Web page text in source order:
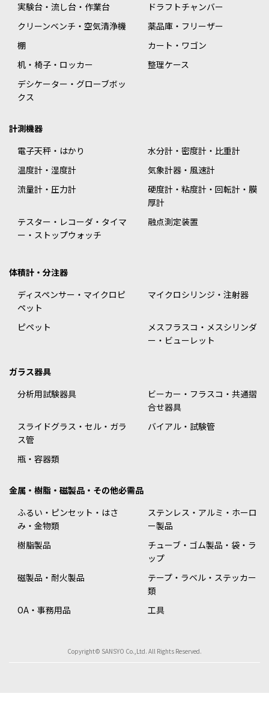
実験台・流し台・作業台
ドラフトチャンバー
クリーンベンチ・空気清浄機
薬品庫・フリーザー
棚
カート・ワゴン
机・椅子・ロッカー
整理ケース
デシケーター・グローブボッ
クス
計測機器
電子天秤・はかり
水分計・密度計・比重計
温度計・湿度計
気象計器・風速計
流量計・圧力計
硬度計・粘度計・回転計・膜
厚計
テスター・レコーダ・タイマ
ー・ストップウォッチ
融点測定装置
体積計・分注器
ディスペンサー・マイクロピ
ペット
マイクロシリンジ・注射器
ピペット
メスフラスコ・メスシリンダ
ー・ビューレット
ガラス器具
分析用試験器具
ビーカー・フラスコ・共通摺
合せ器具
スライドグラス・セル・ガラ
ス管
バイアル・試験管
瓶・容器類
金属・樹脂・磁製品・その他必需品
ふるい・ピンセット・はさ
み・金物類
ステンレス・アルミ・ホーロ
ー製品
樹脂製品
チューブ・ゴム製品・袋・ラ
ップ
磁製品・耐火製品
テープ・ラベル・ステッカー
類
OA・事務用品
工具
Copyright© SANSYO Co.,Ltd. All Rights Reserved.